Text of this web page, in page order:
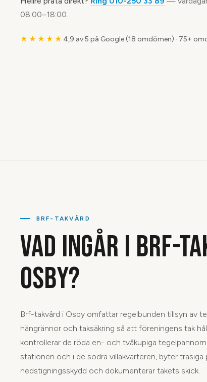
08:00–18:00.
★★★★★ 4,9 av 5 på Google (18 omdömen) · 75+
BRF-TAKVÅRD
VAD INGÅR I BRF-
OSBY?
Brf-takvård i Osby omfattar regelbunden tillsyn av
hängrännor och taksäkring så att föreningens tak
kontrollerar de röda en- och tvåkupiga
stationen och i de södra villakvarteren, byter trasiga
nedstigningsskydd och dokumenterar takets skick.